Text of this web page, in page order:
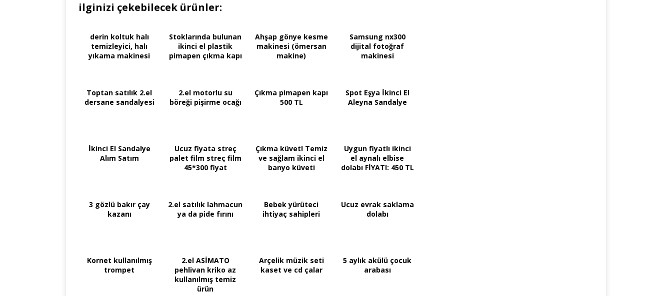
ilginizi çekebilecek ürünler:
derin koltuk halı
temizleyici, halı
yıkama makinesi
Stoklarında bulunan
ikinci el plastik
pimapen çıkma kapı
Ahşap gönye kesme
makinesi (ömersan
makine)
Samsung nx300
dijital fotoğraf
makinesi
Toptan satılık 2.el
dersane sandalyesi
2.el motorlu su
böreği pişirme ocağı
Çıkma pimapen kapı
500 TL
Spot Eşya İkinci El
Aleyna Sandalye
İkinci El Sandalye
Alım Satım
Ucuz fiyata streç
palet film streç film
45*300 fiyat
Çıkma küvet! Temiz
ve sağlam ikinci el
banyo küveti
Uygun fiyatlı ikinci
el aynalı elbise
dolabı FİYATI: 450 TL
3 gözlü bakır çay
kazanı
2.el satılık lahmacun
ya da pide fırını
Bebek yürüteci
ihtiyaç sahipleri
Ucuz evrak saklama
dolabı
Kornet kullanılmış
trompet
2.el ASİMATO
pehlivan kriko az
kullanılmış temiz
ürün
Arçelik müzik seti
kaset ve cd çalar
5 aylık akülü çocuk
arabası